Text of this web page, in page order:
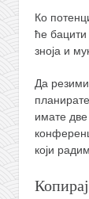
Ко
ће
зноја и
Да
имате
који